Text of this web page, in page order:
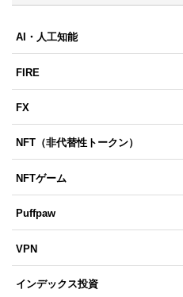
AI・人工知能
FIRE
FX
NFT（非代替性トークン）
NFTゲーム
Puffpaw
VPN
インデックス投資